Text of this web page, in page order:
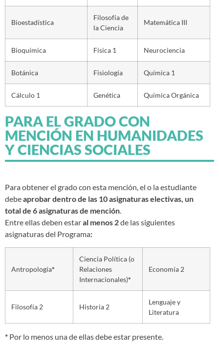
Bioestadística
Filosofía de
la Ciencia
Matemática III
Bioquímica Física 1 Neurociencia
Botánica Fisiología Química 1
Cálculo 1 Genética Química Orgánica
PARA EL GRADO CON
MENCIÓN EN HUMANIDADES
Y CIENCIAS SOCIALES
Para obtener el grado con esta mención, el o la estudiante
debeaprobar dentro de las 10 asignaturas electivas, un
total de 6 asignaturas de mención.
Entre ellas deben estaral menos 2de las siguientes
asignaturas del Programa:
Antropología*
Ciencia Política (o
Relaciones
Internacionales)*
Economía 2
Filosofía 2 Historia 2
Lenguaje y
Literatura
* Por lo menos una de ellas debe estar presente.